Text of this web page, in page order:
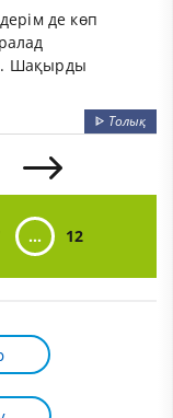
де көп
Шақырды
ᐈ Толық
... 12